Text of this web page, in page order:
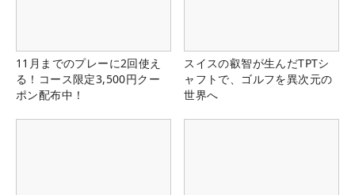
11月までのプレーに2回使え
る！コース限定3,500円クー
ポン配布中！
スイスの叡智が生んだTPTシ
ャフトで、ゴルフを異次元の
世界へ